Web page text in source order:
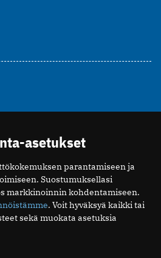
asetukset
parantamiseen ja
Suostumuksellasi
markkinoinnin kohdentamiseen.
. Voit hyväksyä kaikki tai
sekä muokata asetuksia